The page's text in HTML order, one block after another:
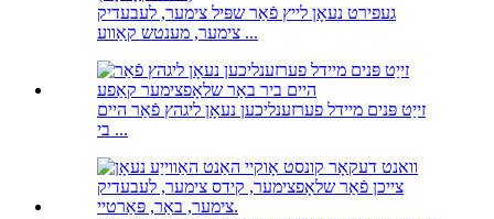
געפירט נעאָן לייץ פֿאַר שפּיל צימער, לעבעדיק
צימער, מענטש קאַווע ...
זייַט פּנים מיידל פערזענליכען נעאָן ליגהץ פֿאַר היים
בי ...